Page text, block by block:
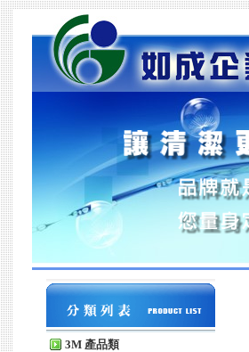
3M 產品類